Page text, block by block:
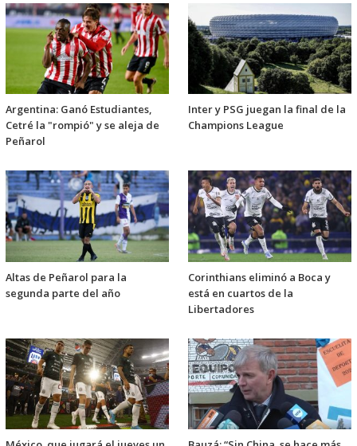
Argentina: Ganó Estudiantes,
Cetré la "rompió" y se aleja de
Peñarol
Inter y PSG juegan la final de la
Champions League
Altas de Peñarol para la
segunda parte del año
Corinthians eliminó a Boca y
está en cuartos de la
Libertadores